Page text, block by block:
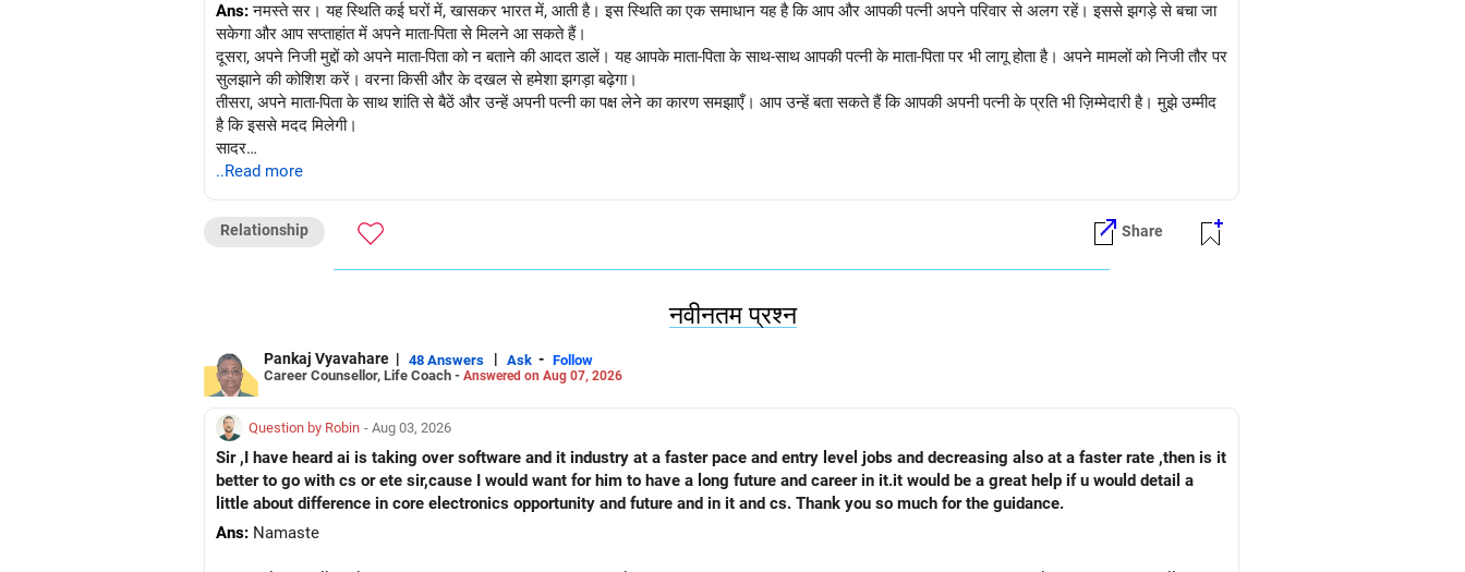
Ans:नमस्ते सर। यह स्थिति कई घरों में, खासकर भारत में, आती है। इस स्थिति का एक समाधान यह है कि आप और आपकी पत्नी अपने परिवार से अलग रहें। इससे झगड़े से बचा जा
सकेगा और आप सप्ताहांत में अपने माता-पिता से मिलने आ सकते हैं।
दूसरा, अपने निजी मुद्दों को अपने माता-पिता को न बताने की आदत डालें। यह आपके माता-पिता के साथ-साथ आपकी पत्नी के माता-पिता पर भी लागू होता है। अपने मामलों को निजी तौर पर
सुलझाने की कोशिश करें। वरना किसी और के दखल से हमेशा झगड़ा बढ़ेगा।
तीसरा, अपने माता-पिता के साथ शांति से बैठें और उन्हें अपनी पत्नी का पक्ष लेने का कारण समझाएँ। आप उन्हें बता सकते हैं कि आपकी अपनी पत्नी के प्रति भी ज़िम्मेदारी है। मुझे उम्मीद
है कि इससे मदद मिलेगी।
सादर
डॉ. उपनीत कौर
..Read more
Relationship Share
नवीनतम प्रश्न
Pankaj Vyavahare | 48 Answers | Ask - Follow
Career Counsellor, Life Coach - Answered on Aug 07, 2026
Question by Robin - Aug 03, 2026
Sir ,I have heard ai is taking over software and it industry at a faster pace and entry level jobs and decreasing also at a faster rate ,then is it
better to go with cs or ete sir,cause I would want for him to have a long future and career in it.it would be a great help if u would detail a
little about difference in core electronics opportunity and future and in it and cs. Thank you so much for the guidance.
Ans: Namaste